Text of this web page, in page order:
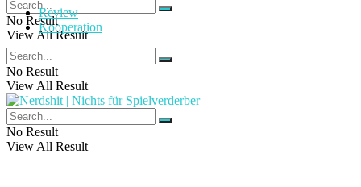
No Result
View All Result
Review
Kooperation
No Result
View All Result
No Result
View All Result